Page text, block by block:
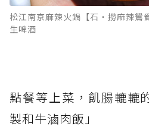
松江南京麻辣火鍋【石‧撈麻辣鴛
生啤酒
點餐等上菜，飢腸轆轆
製和牛滷肉飯」